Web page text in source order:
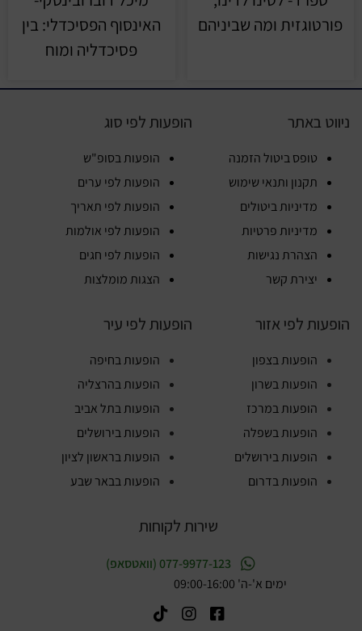
פורטוגזית ומה שביניהם
האינסוף הפסיכדלי: בין
פסיכדליה ומוח
ניווט באתר
טופס ביטול הזמנה
תקנון ותנאי שימוש
מדיניות ביטולים
מדיניות פרטיות
הצהרת נגישות
יצירת קשר
הופעות לפי סוג
הופעות בסופ"ש
הופעות לפי ערים
הופעות לפי תאריך
הופעות לפי אולמות
הופעות לפי חגים
הצגות מומלצות
הופעות לפי אזור
הופעות בצפון
הופעות בשרון
הופעות במרכז
הופעות בשפלה
הופעות בירושלים
הופעות בדרום
הופעות לפי עיר
הופעות בחיפה
הופעות בהרצליה
הופעות בתל אביב
הופעות בירושלים
הופעות בראשון לציון
הופעות בבאר שבע
שירות לקוחות
077-9977-123 (וואטסאפ)
ימים א'-ה' 09:00-16:00